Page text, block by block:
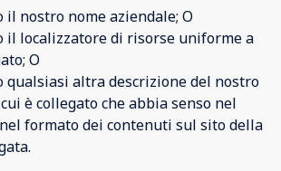
il nostro nome aziendale; O
il localizzatore di risorse uniforme a
O
qualsiasi altra descrizione del nostro
è collegato che abbia senso nel
formato dei contenuti sul sito della